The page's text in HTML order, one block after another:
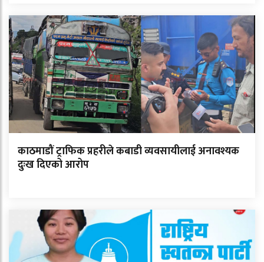
काठमाडौं ट्राफिक प्रहरीले कबाडी व्यवसायीलाई अनावश्यक
दुःख दिएको आरोप